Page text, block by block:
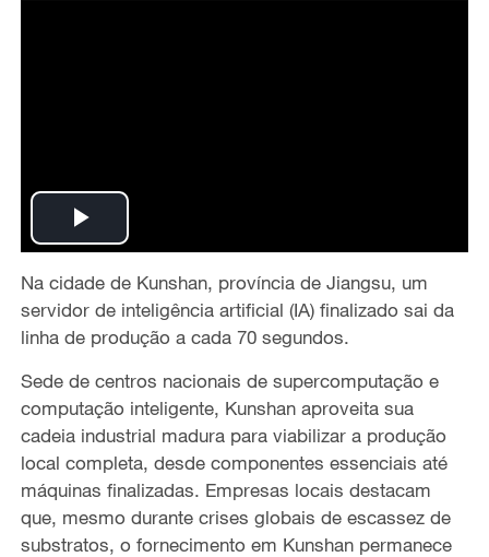
P
l
a
y
V
i
d
Na cidade de Kunshan, província de Jiangsu, um
servidor de inteligência artificial (IA) finalizado sai da
linha de produção a cada 70 segundos.
Sede de centros nacionais de supercomputação e
computação inteligente, Kunshan aproveita sua
cadeia industrial madura para viabilizar a produção
local completa, desde componentes essenciais até
máquinas finalizadas. Empresas locais destacam
que, mesmo durante crises globais de escassez de
substratos, o fornecimento em Kunshan permanece